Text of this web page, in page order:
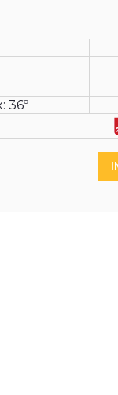
36º